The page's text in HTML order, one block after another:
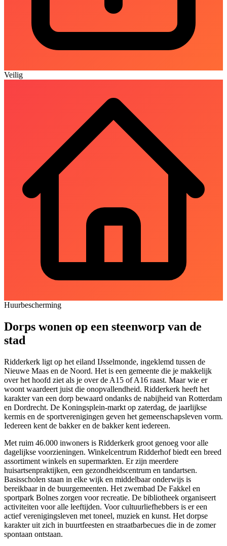
Veilig
Huurbescherming
Dorps wonen op een steenworp van de
stad
Ridderkerk ligt op het eiland IJsselmonde, ingeklemd tussen de
Nieuwe Maas en de Noord. Het is een gemeente die je makkelijk
over het hoofd ziet als je over de A15 of A16 raast. Maar wie er
woont waardeert juist die onopvallendheid. Ridderkerk heeft het
karakter van een dorp bewaard ondanks de nabijheid van Rotterdam
en Dordrecht. De Koningsplein-markt op zaterdag, de jaarlijkse
kermis en de sportverenigingen geven het gemeenschapsleven vorm.
Iedereen kent de bakker en de bakker kent iedereen.
Met ruim 46.000 inwoners is Ridderkerk groot genoeg voor alle
dagelijkse voorzieningen. Winkelcentrum Ridderhof biedt een breed
assortiment winkels en supermarkten. Er zijn meerdere
huisartsenpraktijken, een gezondheidscentrum en tandartsen.
Basisscholen staan in elke wijk en middelbaar onderwijs is
bereikbaar in de buurgemeenten. Het zwembad De Fakkel en
sportpark Bolnes zorgen voor recreatie. De bibliotheek organiseert
activiteiten voor alle leeftijden. Voor cultuurliefhebbers is er een
actief verenigingsleven met toneel, muziek en kunst. Het dorpse
karakter uit zich in buurtfeesten en straatbarbecues die in de zomer
spontaan ontstaan.